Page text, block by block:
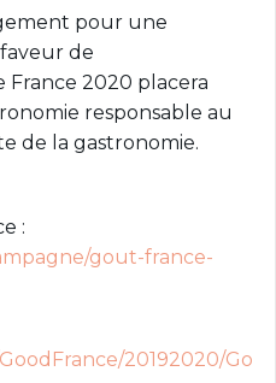
pour une
de
France 2020 placera
responsable au
de la gastronomie.
:
gout-france-
20192020/Go